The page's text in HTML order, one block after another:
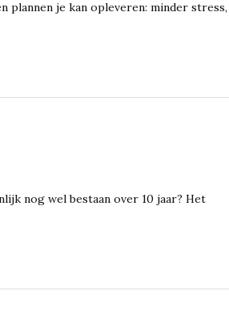
plannen je kan opleveren: minder stress,
nog wel bestaan over 10 jaar? Het